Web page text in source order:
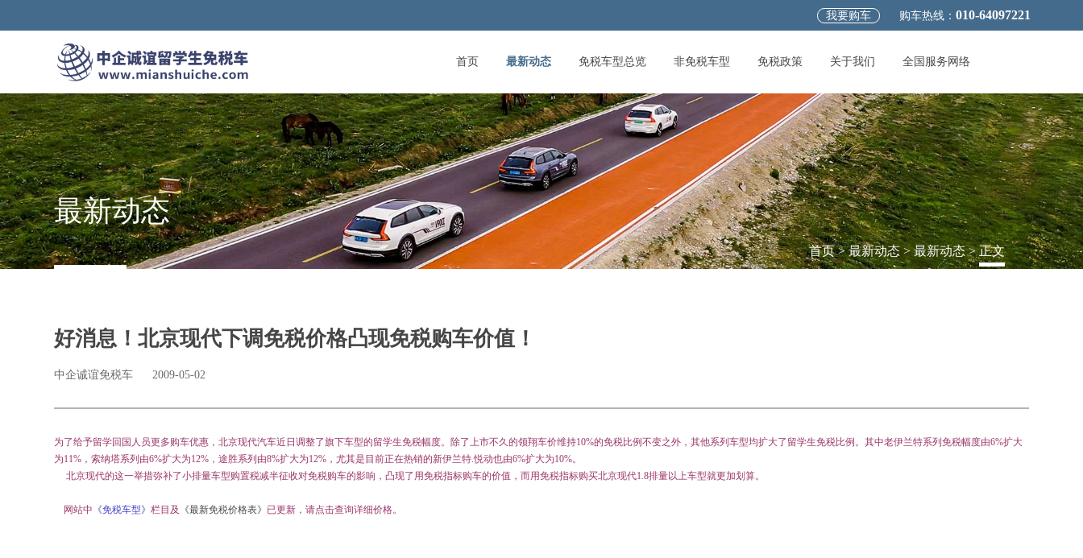
我要购车 购车热线： 010-64097221
首页 最新动态 免税车型总览 非免税车型 免税政策 关于我们 全国服务网络
最新动态
首页>最新动态>最新动态>正文
好消息！北京现代下调免税价格凸现免税购车价值！
中企诚谊免税车 2009-05-02
为了给予留学回国人员更多购车优惠，北京现代汽车近日调整了旗下车型的留学生免税幅度。除了上市不久的领翔车价维持10%的免税比例不变之外，其他系列车型均扩大了留学生免税比例。其中老伊兰特系列免税幅度由6%扩大
为11% ，索纳塔系列由6%扩大为12% ，途胜系列由8%扩大为12% ，尤其是目前正在热销的新伊兰特.悦动也由6%扩大为10%。
北京现代的这一举措弥补了小排量车型购置税减半征收对免税购车的影响，凸现了用免税指标购车的价值，而用免税指标购买北京现代1.8排量以上车型就更加划算。
网站中 《免税车型》栏目及 《最新免税价格表》 已更新，请点击查询详细价格。